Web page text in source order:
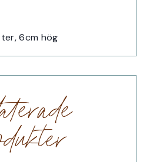
6cm hög